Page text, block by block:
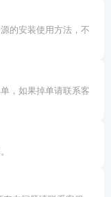
的安装使用方法，不
，如果掉单请联系客